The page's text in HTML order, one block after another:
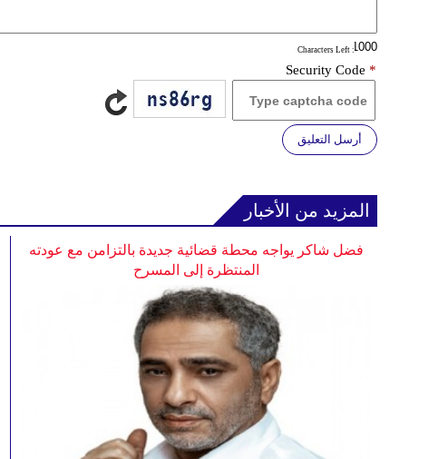
: Characters Left
Security Code *
أرسل التعليق
المزيد من الأخبار
فضل شاكر يواجه محطة قضائية جديدة بالتزامن مع عودته
المنتظرة إلى المسرح